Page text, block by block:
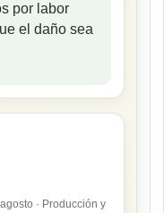
por labor
el daño sea
· Producción y